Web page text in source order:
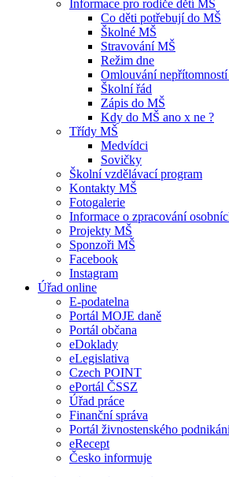
Informace pro rodiče dětí MŠ
Co děti potřebují do MŠ
Školné MŠ
Stravování MŠ
Režim dne
Omlouvání
Školní řád
Zápis do MŠ
Kdy do MŠ ano x ne ?
Třídy MŠ
Medvídci
Sovičky
Školní vzdělávací program
Kontakty MŠ
Fotogalerie
Informace o zpracování
Projekty MŠ
Sponzoři MŠ
Facebook
Instagram
Úřad online
E-podatelna
Portál MOJE daně
Portál občana
eDoklady
eLegislativa
Czech POINT
ePortál ČSSZ
Úřad práce
Finanční správa
Portál živnostenského
eRecept
Česko informuje